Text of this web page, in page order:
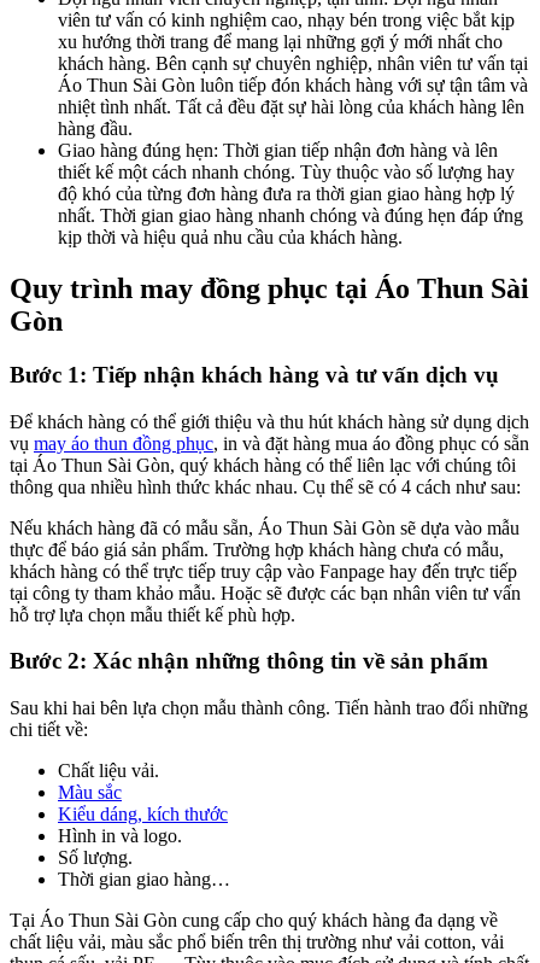
viên tư vấn có kinh nghiệm cao, nhạy bén trong việc bắt kịp
xu hướng thời trang để mang lại những gợi ý mới nhất cho
khách hàng. Bên cạnh sự chuyên nghiệp, nhân viên tư vấn tại
Áo Thun Sài Gòn luôn tiếp đón khách hàng với sự tận tâm và
nhiệt tình nhất. Tất cả đều đặt sự hài lòng của khách hàng lên
hàng đầu.
Giao hàng đúng hẹn: Thời gian tiếp nhận đơn hàng và lên
thiết kế một cách nhanh chóng. Tùy thuộc vào số lượng hay
độ khó của từng đơn hàng đưa ra thời gian giao hàng hợp lý
nhất. Thời gian giao hàng nhanh chóng và đúng hẹn đáp ứng
kịp thời và hiệu quả nhu cầu của khách hàng.
Quy trình may đồng phục tại Áo Thun Sài
Gòn​
Bước 1: Tiếp nhận khách hàng và tư vấn dịch vụ
Để khách hàng có thể giới thiệu và thu hút khách hàng sử dụng dịch
vụ may áo thun đồng phục, in và đặt hàng mua áo đồng phục có sẵn
tại Áo Thun Sài Gòn, quý khách hàng có thể liên lạc với chúng tôi
thông qua nhiều hình thức khác nhau. Cụ thể sẽ có 4 cách như sau:
Nếu khách hàng đã có mẫu sẵn, Áo Thun Sài Gòn sẽ dựa vào mẫu
thực để báo giá sản phẩm. Trường hợp khách hàng chưa có mẫu,
khách hàng có thể trực tiếp truy cập vào Fanpage hay đến trực tiếp
tại công ty tham khảo mẫu. Hoặc sẽ được các bạn nhân viên tư vấn
hỗ trợ lựa chọn mẫu thiết kế phù hợp.
Bước 2: Xác nhận những thông tin về sản phẩm
Sau khi hai bên lựa chọn mẫu thành công. Tiến hành trao đổi những
chi tiết về:
Chất liệu vải.
Màu sắc
Kiểu dáng, kích thước
Hình in và logo.
Số lượng.
Thời gian giao hàng…
Tại Áo Thun Sài Gòn cung cấp cho quý khách hàng đa dạng về
chất liệu vải, màu sắc phổ biến trên thị trường như vải cotton, vải